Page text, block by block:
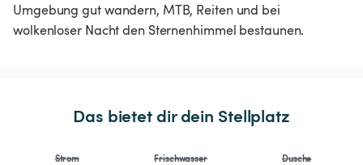
Umgebung gut wandern, MTB, Reiten und bei
wolkenloser Nacht den Sternenhimmel bestaunen.
Das bietet dir dein Stellplatz
Strom Frischwasser Dusche